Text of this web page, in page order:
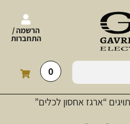
הרשמה /
התחברות
0
“ארגז אחסון לכלים”